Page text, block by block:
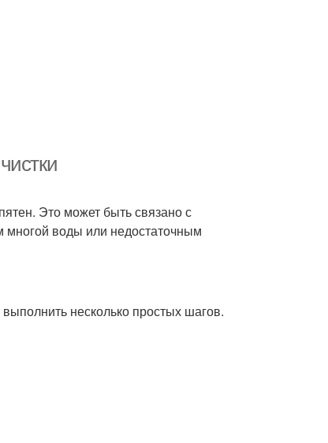
Это может быть связано с
воды или недостаточным
несколько простых шагов.